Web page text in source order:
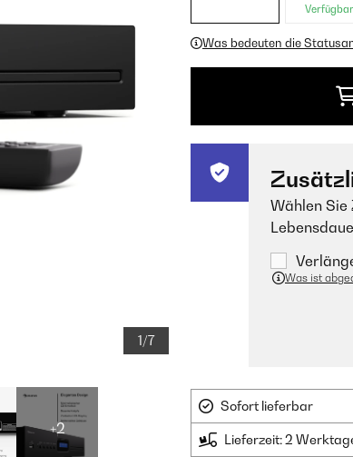
1/7
+2
Verfügbar
Was bedeuten die
Wählen
Was ist
Sofort lieferbar
Lieferzeit: 2